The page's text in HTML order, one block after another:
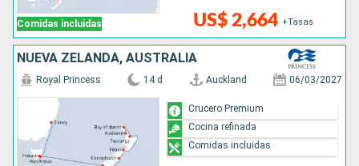
Comidas incluidas US$ 2,664 +Tasas
NUEVA ZELANDA, AUSTRALIA
Royal Princess 14 d Auckland 06/03/2027
Crucero Premium
Cocina refinada
Comidas incluidas